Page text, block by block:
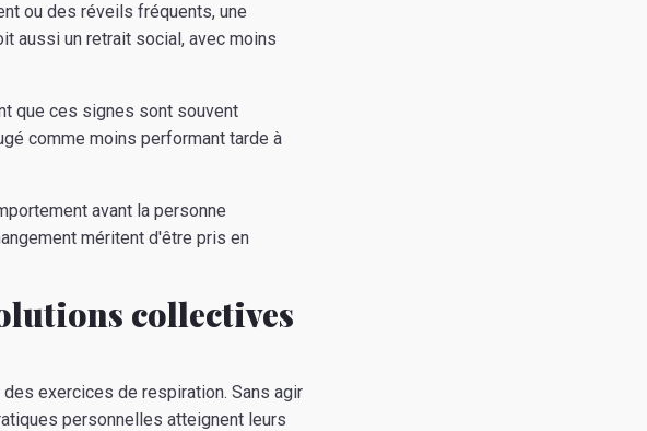
ou des réveils fréquents, une
aussi un retrait social, avec moins
que ces signes sont souvent
comme moins performant tarde à
avant la personne
méritent d'être pris en
collectives
exercices de respiration. Sans agir
personnelles atteignent leurs